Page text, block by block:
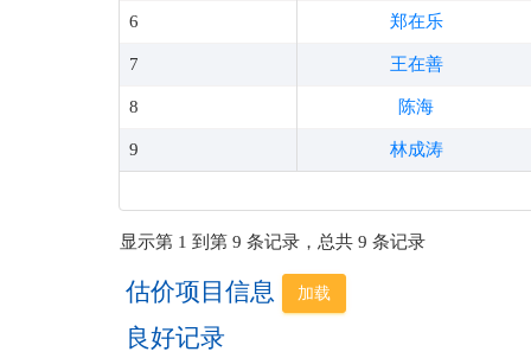
6 郑在乐
7 王在善
8 陈海
9 林成涛
显示第 1 到第 9 条记录，总共 9 条记录
估价项目信息 加载
良好记录